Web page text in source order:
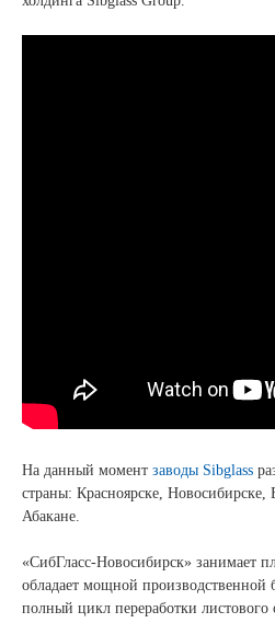
Сертификаты на продукцию
Сертификаты на продукцию
ГОСТы, ТУ и другая
Проекты
Контакты
На данный момент заводы Sibglass
страны: Красноярске, Новосибирске,
Абакане.
«СибГласс-Новосибирск» занимает
обладает мощной производственной
полный цикл переработки листового